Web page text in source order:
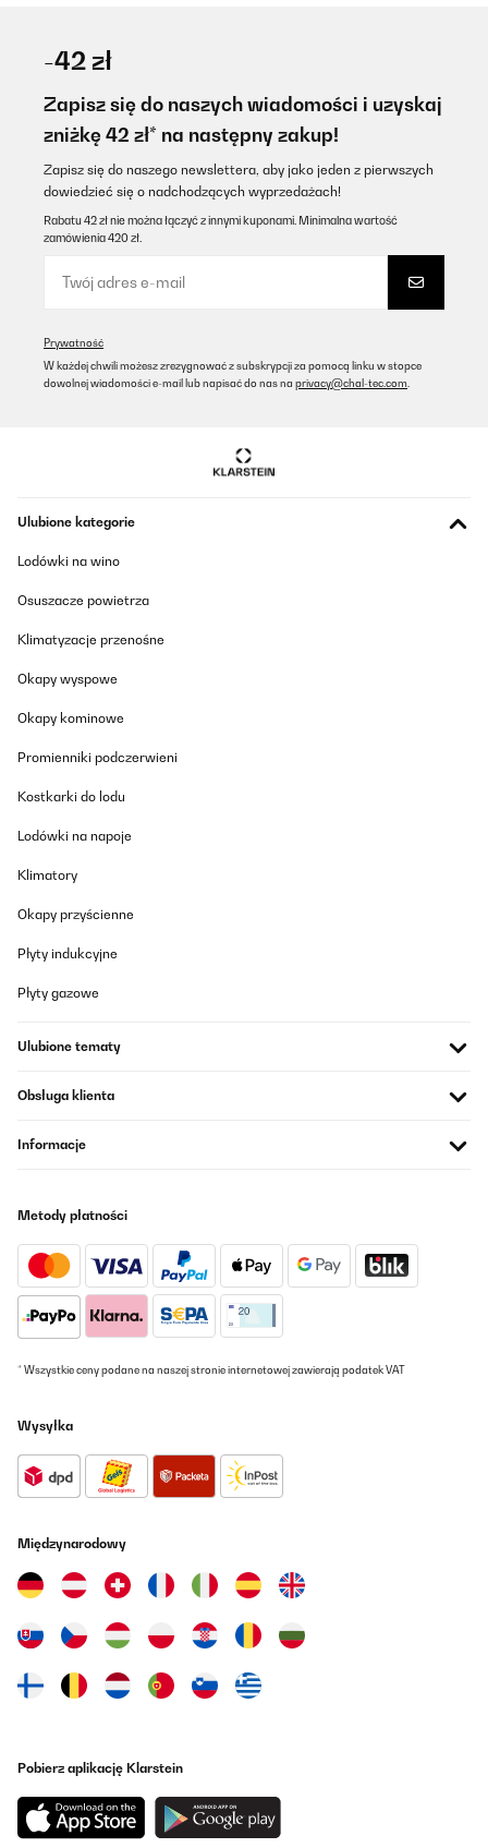
-42 zł
Zapisz się do naszych wiadomości i uzyskaj
zniżkę 42 zł* na następny zakup!
Zapisz się do naszego newslettera, aby jako jeden z pierwszych
dowiedzieć się o nadchodzących wyprzedażach!
Rabatu 42 zł nie można łączyć z innymi kuponami. Minimalna wartość
zamówienia 420 zł.
Prywatność
W każdej chwili możesz zrezygnować z subskrypcji za pomocą linku w stopce
dowolnej wiadomości e-mail lub napisać do nas na privacy@chal-tec.com
Ulubione kategorie
Lodówki na wino
Osuszacze powietrza
Klimatyzacje przenośne
Okapy wyspowe
Okapy kominowe
Promienniki podczerwieni
Kostkarki do lodu
Lodówki na napoje
Klimatory
Okapy przyścienne
Płyty indukcyjne
Płyty gazowe
Ulubione tematy
Obsługa klienta
Informacje
Metody płatności
* Wszystkie ceny podane na naszej stronie internetowej zawierają podatek VAT
Wysyłka
Międzynarodowy
Pobierz aplikację Klarstein